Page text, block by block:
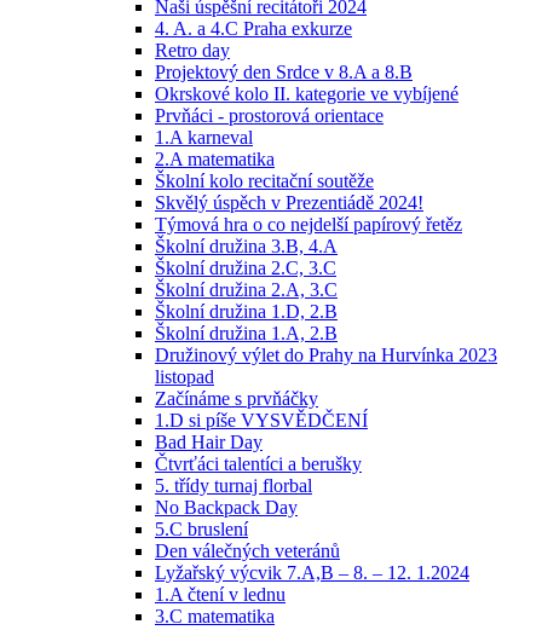
Naši úspěšní recitátoři 2024
4. A. a 4.C Praha exkurze
Retro day
Projektový den Srdce v 8.A a 8.B
Okrskové kolo II. kategorie ve vybíjené
Prvňáci - prostorová orientace
1.A karneval
2.A matematika
Školní kolo recitační soutěže
Skvělý úspěch v Prezentiádě 2024!
Týmová hra o co nejdelší papírový řetěz
Školní družina 3.B, 4.A
Školní družina 2.C, 3.C
Školní družina 2.A, 3.C
Školní družina 1.D, 2.B
Školní družina 1.A, 2.B
Družinový výlet do Prahy na Hurvínka 2023
listopad
Začínáme s prvňáčky
1.D si píše VYSVĚDČENÍ
Bad Hair Day
Čtvrťáci talentíci a berušky
5. třídy turnaj florbal
No Backpack Day
5.C bruslení
Den válečných veteránů
Lyžařský výcvik 7.A,B – 8. – 12. 1.2024
1.A čtení v lednu
3.C matematika